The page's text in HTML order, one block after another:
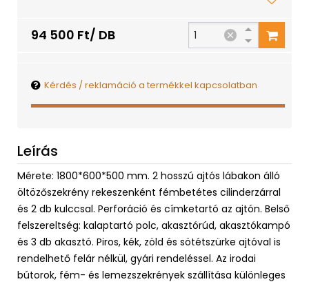
94 500 Ft/ DB
Kérdés / reklamáció a termékkel kapcsolatban
Leírás
Mérete: 1800*600*500 mm. 2 hosszú ajtós lábakon álló
öltözőszekrény rekeszenként fémbetétes cilinderzárral
és 2 db kulccsal. Perforáció és címketartó az ajtón. Belső
felszereltség: kalaptartó polc, akasztórúd, akasztókampó
és 3 db akasztó. Piros, kék, zöld és sötétszürke ajtóval is
rendelhető felár nélkül, gyári rendeléssel. Az irodai
bútorok, fém- és lemezszekrények szállítása különleges